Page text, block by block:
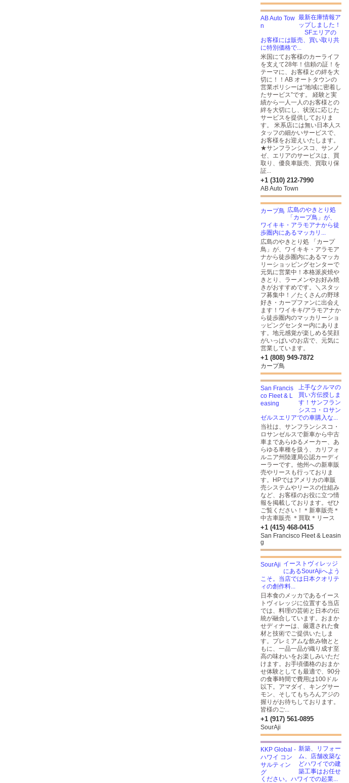
最新在庫情報ア
ップしました！
SFエリアの
お客様には販売、買い取り共
に特別価格で...
米国にてお客様のカーライフ
を支えて28年！信頼の証！を
テーマに、お客様との絆を大
切に！！AB オートタウンの
営業ポリシーは“地域に密着し
たサービス”です。 経験と実
績から一人一人のお客様との
絆を大切にし、状況に応じた
サービスを提供しておりま
す。 米系店には無い日本人ス
タッフの細かいサービスで、
お客様をお迎えいたします。
★サンフランシスコ、サンノ
ゼ、エリアのサービスは、買
取り、優良車販売、買取り保
証...
+1 (310) 212-7990
AB Auto Town
広島のやきとり処
「カープ鳥」が、
ワイキキ・アラモアナから徒
歩圏内にあるマッカリ...
広島のやきとり処 「カープ
鳥」が、ワイキキ・アラモア
ナから徒歩圏内にあるマッカ
リーショッピングセンターで
元気に営業中！本格派炭焼や
きとり、ラーメンやお好み焼
きがおすすめです。＼スタッ
フ募集中！／たくさんの野球
好き・カープファンに出会え
ます！ワイキキ/アラモアナか
ら徒歩圏内のマッカリーショ
ッピングセンター内にありま
す。地元感覚が楽しめる笑顔
がいっぱいのお店で、元気に
営業しています。
+1 (808) 949-7872
カープ鳥
上手なクルマの
買い方伝授しま
す！サンフラン
シスコ・ロサン
ゼルスエリアでの車購入な...
当社は、サンフランシスコ・
ロサンゼルスで新車から中古
車まであらゆるメーカー、あ
らゆる車種を扱う、カリフォ
ルニア州陸運局公認カーディ
ーラーです。他州への新車販
売やリースも行っておりま
す。HPではアメリカの車販
売システムやリースの仕組み
など、お客様のお役に立つ情
報を掲載しております。ぜひ
ご覧ください！＊新車販売＊
中古車販売 ＊買取＊リース
+1 (415) 468-0415
San Francisco Fleet & Leasin
g
イーストヴィレッジ
にあるSourAjiへよう
こそ。当店では日本クオリテ
ィの創作料...
日本食のメッカであるイース
トヴィレッジに位置する当店
では、料理の芸術と日本の伝
統が融合しています。おまか
せディナーは、厳選された食
材と技術でご提供いたしま
す。プレミアムな飲み物とと
もに、一品一品が織り成す至
高の味わいをお楽しみいただ
けます。お手頃価格のおまか
せ体験としても最適で、90分
の食事時間で費用は100ドル
以下。アマダイ、キングサー
モン、そしてもちろんアジの
握りがお待ちしております。
皆様のご...
+1 (917) 561-0895
SourAji
新築、リフォー
ム、店舗改築な
どハワイでの建
築工事はお任せ
ください。ハワイでの起業...